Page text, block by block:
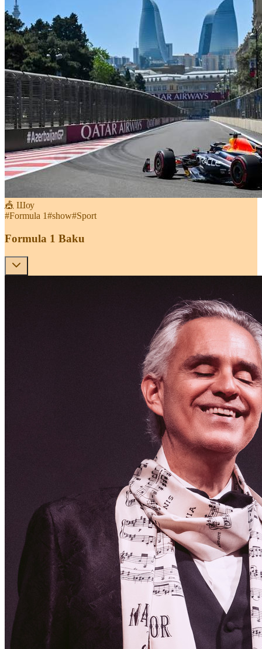
🎪 Шоу
#Formula 1#show#Sport
Formula 1 Baku